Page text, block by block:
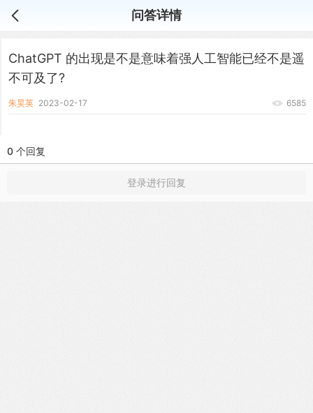
问答详情
ChatGPT 的出现是不是意味着强人工智能已经不是遥
不可及了?
朱昊英 2023-02-17 6585
0 个回复
登录进行回复